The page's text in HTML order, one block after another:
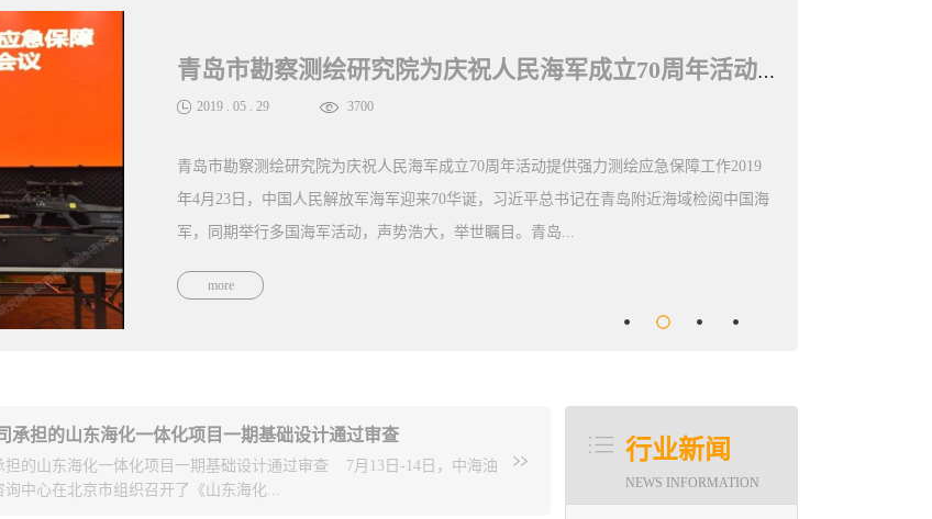
青岛市城乡建设委在全省施工图审查制度改革工作座谈会做典型发言
2018 . 08 . 16 6872
青岛市城乡建设委在全省施工图审查制度改革工作座谈会做典型发言8月9日，省住建厅
召开了施工图审查制度改革工作座谈会。根据会议安排，青岛市城乡建设委做了典型发
言。本次会议旨在贯彻落实习近平总书记视察山东重要讲话...
精神和省委、省政府新旧动能转换重大决策及“放管服”改革部署要求，总结交流上半年工
领导、勘察设计科（处）长、抗震办主任，施工图审查机构主要负责人，部分勘察设计
单位代表；邀请省人防、公安消防等部门有关负责同志出席。市城乡建设委的经验主要
包括：1积极开展政府购买施工图审查服务，规范进行资金审核、拨付。建立施工图审查
more
行业新闻
NEWS INFORMATION
承担的山东海化一体化项目一期基础设计通过审查
担的山东海化一体化项目一期基础设计通过审查 7月13日-14日，中海油
中心在北京市组织召开了《山东海化...